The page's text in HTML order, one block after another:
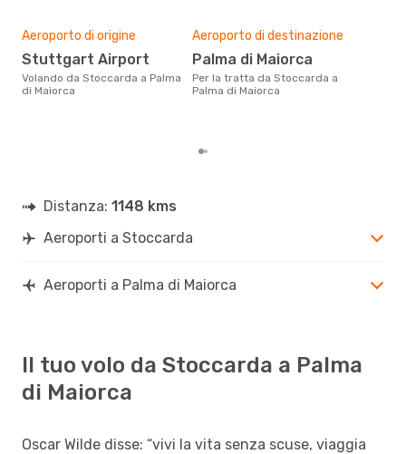
Aeroporto di origine
Stuttgart Airport
Volando da Stoccarda a Palma
di Maiorca
Aeroporto di destinazione
Palma di Maiorca
Per la tratta da Stoccarda a
Palma di Maiorca
Distanza: 1148 kms
Aeroporti a Stoccarda
Aeroporti a Palma di Maiorca
Il tuo volo da Stoccarda a Palma
di Maiorca
Oscar Wilde disse: “vivi la vita senza scuse, viaggia